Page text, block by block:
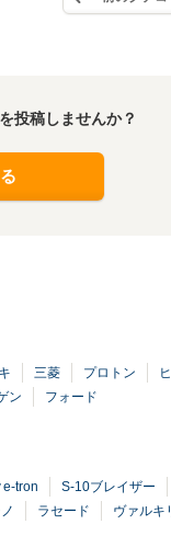
投稿しませんか？
三菱 プロトン
ン フォード
e-tron S-10ブレイザー
ラセード ヴァルキ